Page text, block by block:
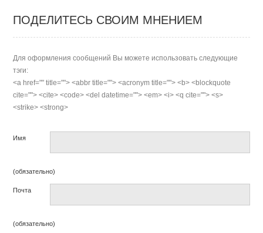
ПОДЕЛИТЕСЬ СВОИМ МНЕНИЕМ
Для оформления сообщений Вы можете использовать следующие
тэги:
<a href="" title=""> <abbr title=""> <acronym title=""> <b> <blockquote
cite=""> <cite> <code> <del datetime=""> <em> <i> <q cite=""> <s>
<strike> <strong>
Имя
(обязательно)
Почта
(обязательно)